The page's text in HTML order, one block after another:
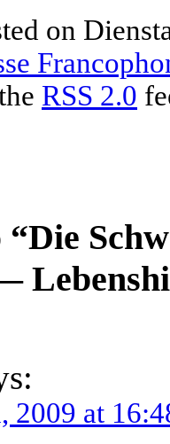
on
RSS 2.0
“Die
2009 at